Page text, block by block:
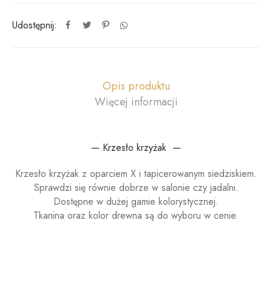
Udostępnij:
Opis produktu
Więcej informacji
— Krzesło krzyżak —
Krzesło krzyżak z oparciem X i tapicerowanym siedziskiem.
Sprawdzi się równie dobrze w salonie czy jadalni.
Dostępne w dużej gamie kolorystycznej.
Tkanina oraz kolor drewna są do wyboru w cenie.